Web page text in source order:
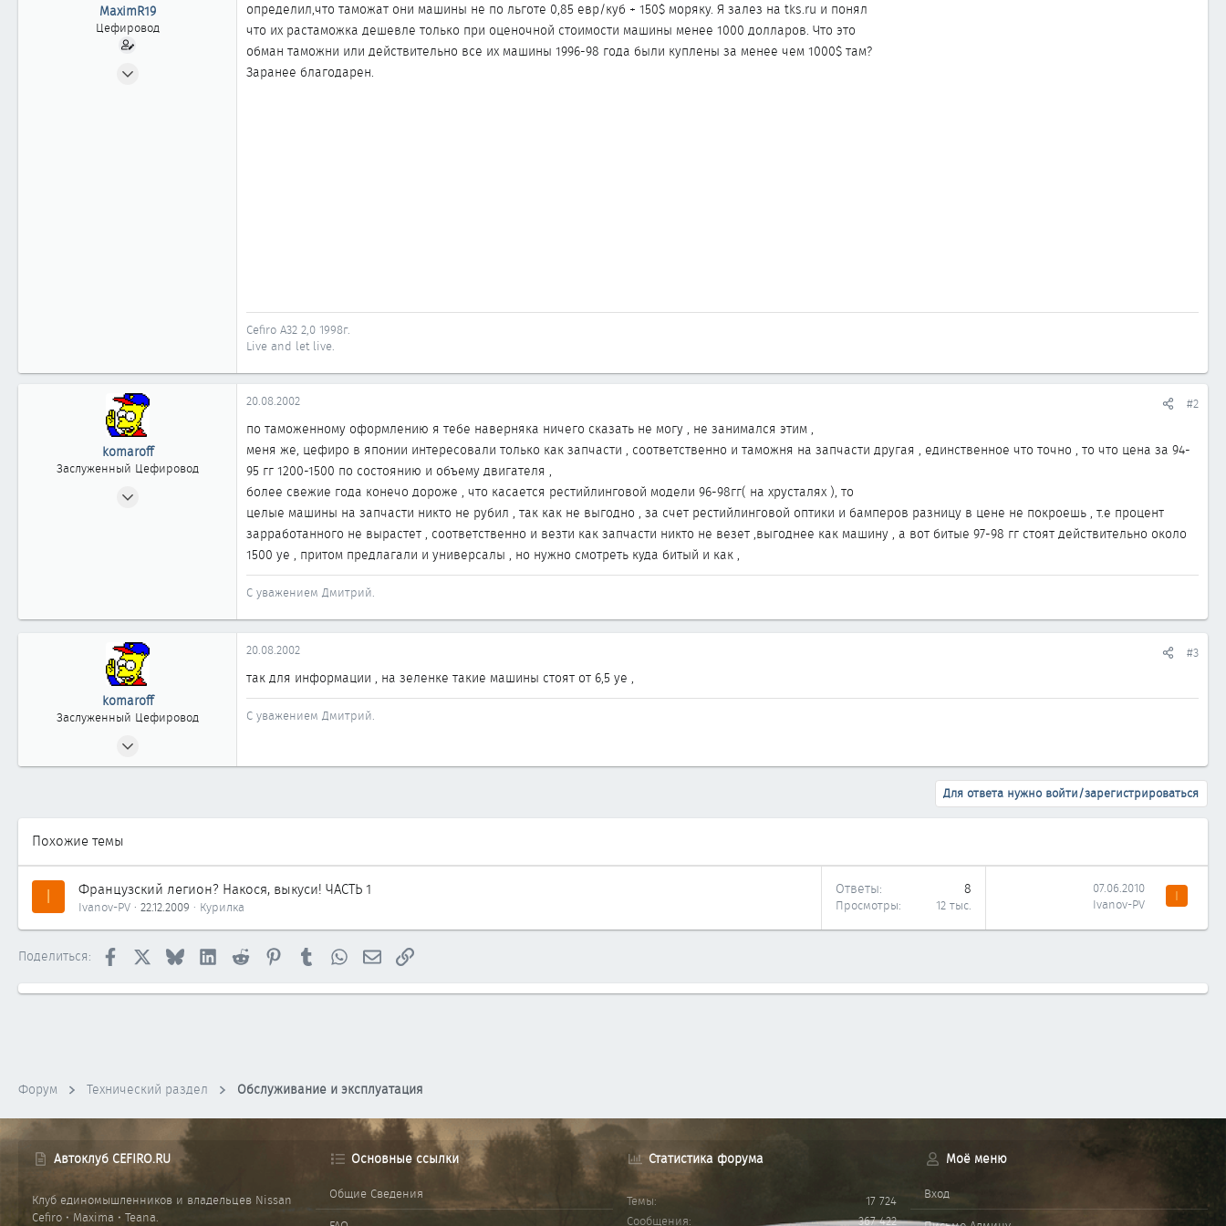
а
MaximR19
Цефировод
определил,что таможат они машины не по льготе 0,85 евр/куб + 150$ моряку. Я залез на tks.ru и понял
что их растаможка дешевле только при оценочной стоимости машины менее 1000 долларов. Что это
обман таможни или действительно все их машины 1996-98 года были куплены за менее чем 1000$ там?
Заранее благодарен.
Cefiro A32 2,0 1998г.
Live and let live.
komaroff
Заслуженный Цефировод
20.08.2002 #2
по таможенному оформлению я тебе наверняка ничего сказать не могу , не занимался этим ,
меня же, цефиро в японии интересовали только как запчасти , соответственно и таможня на запчасти другая , единственное что точно , то что цена за 94-
95 гг 1200-1500 по состоянию и объему двигателя ,
более свежие года конечо дороже , что касается рестийлинговой модели 96-98гг( на хрусталях ), то
целые машины на запчасти никто не рубил , так как не выгодно , за счет рестийлинговой оптики и бамперов разницу в цене не покроешь , т.е процент
зарработанного не вырастет , соответственно и везти как запчасти никто не везет ,выгоднее как машину , а вот битые 97-98 гг стоят действительно около
1500 уе , притом предлагали и универсалы , но нужно смотреть куда битый и как ,
С уважением Дмитрий.
komaroff
Заслуженный Цефировод
1 522
20.08.2002 #3
так для информации , на зеленке такие машины стоят от 6,5 уе ,
С уважением Дмитрий.
Для ответа нужно войти/зарегистрироваться
Похожие темы
I Французский легион? Накося, выкуси! ЧАСТЬ 1
Ivanov-PV 22.12.2009 Курилка
Ответы 8
Просмотры 12 тыс.
07.06.2010
Ivanov-PV
I
Поделиться: Facebook Bluesky LinkedInReddit PinterestTumblrWhatsAppЭлектронная почта
Ссылка
Форум Технический раздел Обслуживание и эксплуатация
Автоклуб CEFIRO.RU
Клуб единомышленников и владельцев Nissan
Cefiro • Maxima • Teana.
Основные ссылки
Общие Сведения
Статистика форума
Темы
17 724
Сообщения
367 422
Моё меню
Вход